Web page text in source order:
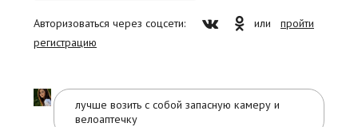
Авторизоваться через соцсети: или пройти
регистрацию
лучше возить с собой запасную камеру и
велоаптечку